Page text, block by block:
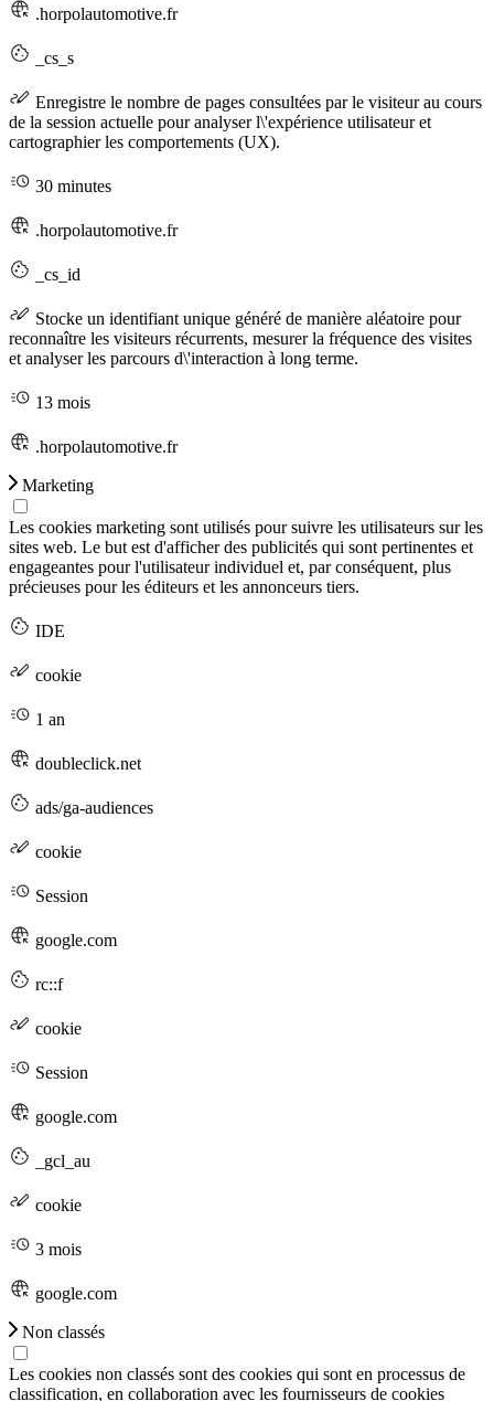
.horpolautomotive.fr
_cs_s
Enregistre le nombre de pages consultées par le visiteur au cours
de la session actuelle pour analyser l\'expérience utilisateur et
cartographier les comportements (UX).
30 minutes
.horpolautomotive.fr
_cs_id
Stocke un identifiant unique généré de manière aléatoire pour
reconnaître les visiteurs récurrents, mesurer la fréquence des visites
et analyser les parcours d\'interaction à long terme.
13 mois
.horpolautomotive.fr
Marketing
Les cookies marketing sont utilisés pour suivre les utilisateurs sur les
sites web. Le but est d'afficher des publicités qui sont pertinentes et
engageantes pour l'utilisateur individuel et, par conséquent, plus
précieuses pour les éditeurs et les annonceurs tiers.
IDE
cookie
1 an
doubleclick.net
ads/ga-audiences
cookie
Session
google.com
rc::f
cookie
Session
google.com
_gcl_au
cookie
3 mois
google.com
Non classés
Les cookies non classés sont des cookies qui sont en processus de
classification, en collaboration avec les fournisseurs de cookies